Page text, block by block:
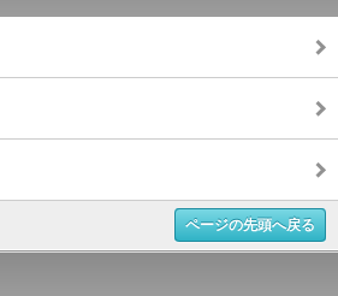
ページの先頭へ戻る